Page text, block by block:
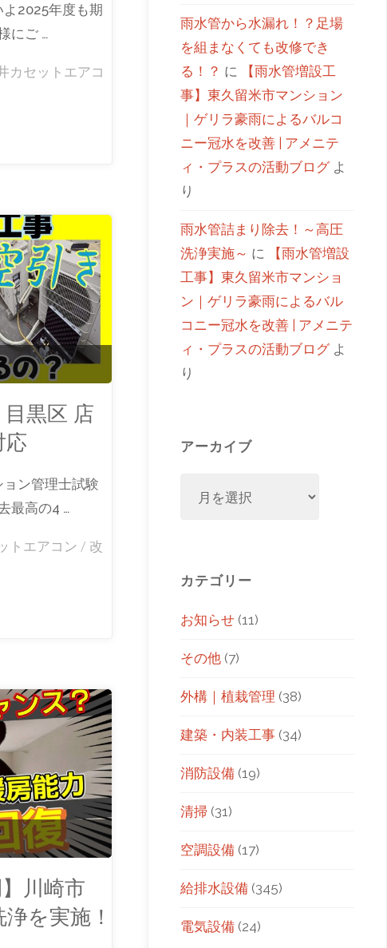
2025年度も期
にご …
カセットエアコ
黒区 店
応
ン管理士試験
最高の4 …
トエアコン / 改
川崎市
を実施！
雨水管から水漏れ！？足場
を組まなくても改修でき
る！？ に
【雨水管増設工
事】東久留米市マンション
｜ゲリラ豪雨によるバルコ
ニー冠水を改善 | アメニテ
ィ・プラスの活動ブログよ
り
雨水管詰まり除去！～高圧
洗浄実施～ に
【雨水管増設
工事】東久留米市マンショ
ン｜ゲリラ豪雨によるバル
コニー冠水を改善 | アメニテ
ィ・プラスの活動ブログよ
り
アーカイブ
カテゴリー
お知らせ (11)
その他 (7)
外構｜植栽管理 (38)
建築・内装工事 (34)
消防設備 (19)
清掃 (31)
空調設備 (17)
給排水設備 (345)
電気設備 (24)